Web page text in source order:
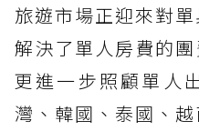
旅遊市場正迎來對
解決了單人房費的團
更進一步照顧單人
灣、韓國、泰國、